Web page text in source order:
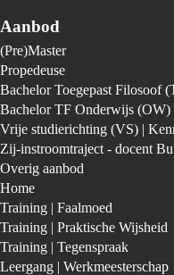
Aanbod
(Pre)Master
Propedeuse
Bachelor Toegepast Filosoof
Bachelor TF Onderwijs (OW)
Vrije studierichting (VS) |
Zij-instroomtraject - docent
Overig aanbod
Home
Training | Faalmoed
Training | Praktische Wijsheid
Training | Tegenspraak
Leergang | Werkmeesterschap